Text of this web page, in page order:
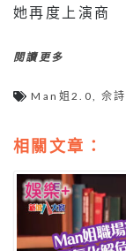
她再度上演商
閱讀更多
Man姐2.0 ,佘
相關文章：